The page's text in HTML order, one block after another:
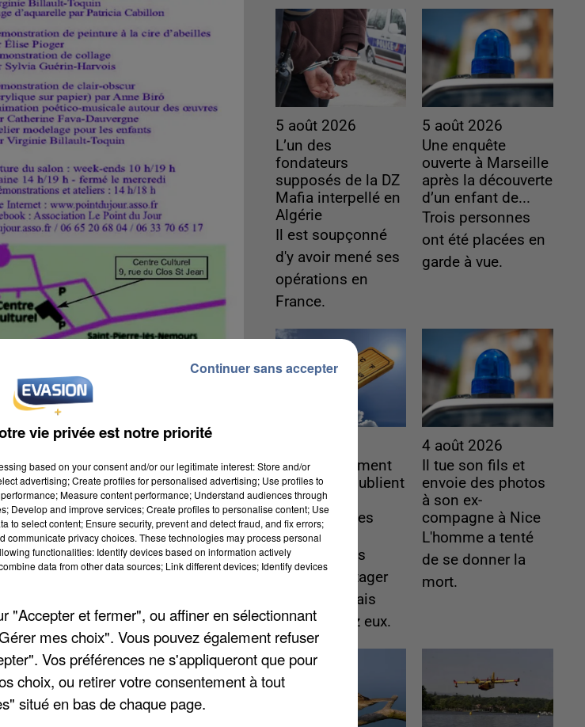
5 août 2026
L’un des
fondateurs
supposés de la DZ
Mafia interpellé en
Algérie
Il est soupçonné
d'y avoir mené ses
opérations en
France.
5 août 2026
Une enquête
ouverte à Marseille
après la découverte
d’un enfant de...
Trois personnes
ont été placées en
garde à vue.
Le gouvernement
et l’Ademe publient
une carte
interactive des
lieux...
Les habitants
peuvent partager
les points frais
près de chez eux.
4 août 2026
Il tue son fils et
envoie des photos
à son ex-
compagne à Nice
L'homme a tenté
de se donner la
mort.
vie privée est notre priorité
based on your consent and/or our legitimate interest: Store and/or
advertising; Create profiles for personalised advertising; Use profiles to
Measure content performance; Understand audiences through
Develop and improve services; Create profiles to personalise content; Use
to select content; Ensure security, prevent and detect fraud, and fix errors;
communicate privacy choices. These technologies may process personal
functionalities: Identify devices based on information actively
data from other data sources; Link different devices; Identify devices
"Accepter et fermer", ou affiner en sélectionnant
mes choix". Vous pouvez également refuser
Vos préférences ne s'appliqueront que pour
choix, ou retirer votre consentement à tout
situé en bas de chaque page.
Continuer sans accepter